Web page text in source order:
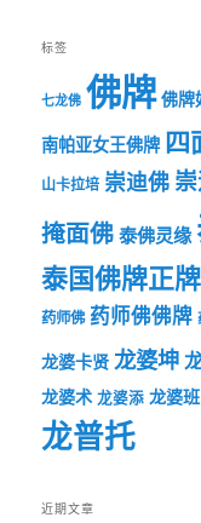
标签
七龙佛 佛牌 佛牌
南帕亚女王佛牌 四
山卡拉培 崇迪佛
掩面佛泰佛灵缘
泰国佛牌正牌
药师佛 药师佛佛牌
龙婆卡贤 龙婆坤
龙婆术 龙婆添 龙婆班
龙普托
近期文章